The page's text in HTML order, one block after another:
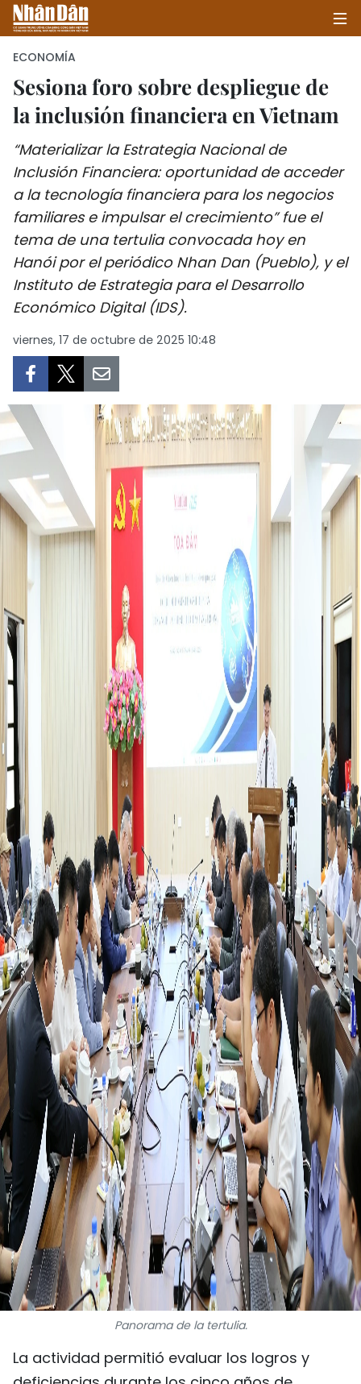
INICIO
POLÍTICA
ECONOMÍA
SOCIEDAD
SALUD - MEDIO AMBIENTE
CULTURA - ENTRETENIMIENTO
INTERNACIONAL
VIAJES
PUENTE DE AMISTAD
HISTORIAS MULTIMEDIA
FOTOGRAFÍA
¿QUIÉNES SOMOS?
TIẾNG VIỆT
ENGLISH
中文
FRANÇAIS
РУССКИЙ
ECONOMÍA
Sesiona foro sobre despliegue de
la inclusión financiera en Vietnam
“Materializar la Estrategia Nacional de
Inclusión Financiera: oportunidad de acceder
a la tecnología financiera para los negocios
familiares e impulsar el crecimiento” fue el
tema de una tertulia convocada hoy en
Hanói por el periódico Nhan Dan (Pueblo), y el
Instituto de Estrategia para el Desarrollo
Económico Digital (IDS).
viernes, 17 de octubre de 2025 10:48
Panorama de la tertulia.
La actividad permitió evaluar los logros y